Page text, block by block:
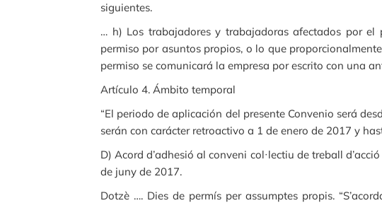
siguientes.
… h) Los trabajadores y trabajadoras afectados por
permiso por asuntos propios, o lo que
permiso se comunicará la empresa por escrito con una
Artículo 4. Ámbito temporal
“El periodo de aplicación del presente Convenio será
serán con carácter retroactivo a 1 de enero de 2017 y
D) Acord d’adhesió al conveni col·lectiu de treball
de juny de 2017.
Dotzè …. Dies de permís per assumptes propis.